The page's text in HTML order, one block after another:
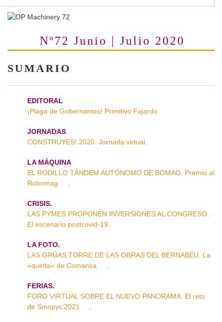
Nº72 Junio | Julio 2020
SUMARIO
EDITORAL
¡Plaga de Gobernantes! Primitivo Fajardo
JORNADAS
CONSTRUYES! 2020. Jornada virtual.
LA MÁQUINA
EL RODILLO TÁNDEM AUTÓNOMO DE BOMAG. Premio al
Robomag
CRISIS.
LAS PYMES PROPONEN INVERSIONES AL CONGRESO.
El escenario postcovid-19.
LA FOTO.
LAS GRÚAS TORRE DE LAS OBRAS DEL BERNABÉU. La
«quinta» de Comansa
FERIAS.
FORO VIRTUAL SOBRE EL NUEVO PANORAMA. El reto
de Smopyc’2021